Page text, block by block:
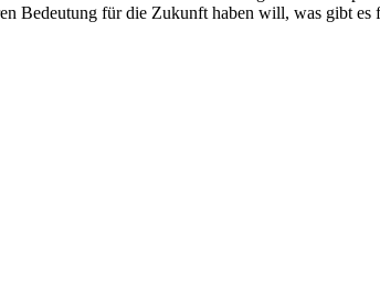
Bedeutung für die Zukunft haben will, was gibt